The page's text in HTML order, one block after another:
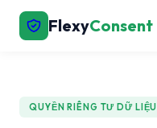
FlexyConsent
QUYỀN RIÊNG TƯ DỮ LIỆU